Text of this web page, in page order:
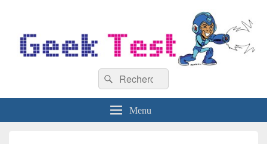
Recherche :
Rechercher
Menu